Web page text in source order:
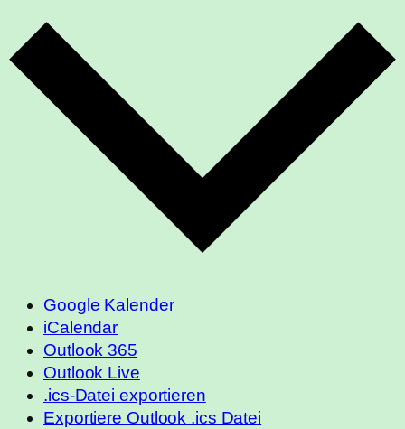
Google Kalender
iCalendar
Outlook 365
Outlook Live
.ics-Datei exportieren
Exportiere Outlook .ics Datei